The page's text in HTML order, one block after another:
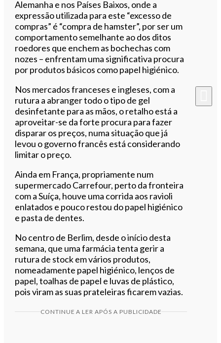
Alemanha e nos Países Baixos, onde a
expressão utilizada para este “excesso de
compras” é “compra de hamster”, por ser um
comportamento semelhante ao dos ditos
roedores que enchem as bochechas com
nozes – enfrentam uma significativa procura
por produtos básicos como papel higiénico.
Nos mercados franceses e ingleses, com a
rutura a abranger todo o tipo de gel
desinfetante para as mãos, o retalho está a
aproveitar-se da forte procura para fazer
disparar os preços, numa situação que já
levou o governo francês está considerando
limitar o preço.
Ainda em França, propriamente num
supermercado Carrefour, perto da fronteira
com a Suíça, houve uma corrida aos ravioli
enlatados e pouco restou do papel higiénico
e pasta de dentes.
No centro de Berlim, desde o início desta
semana, que uma farmácia tenta gerir a
rutura de stock em vários produtos,
nomeadamente papel higiénico, lenços de
papel, toalhas de papel e luvas de plástico,
pois viram as suas prateleiras ficarem vazias.
CONTINUE A LER APÓS A PUBLICIDADE